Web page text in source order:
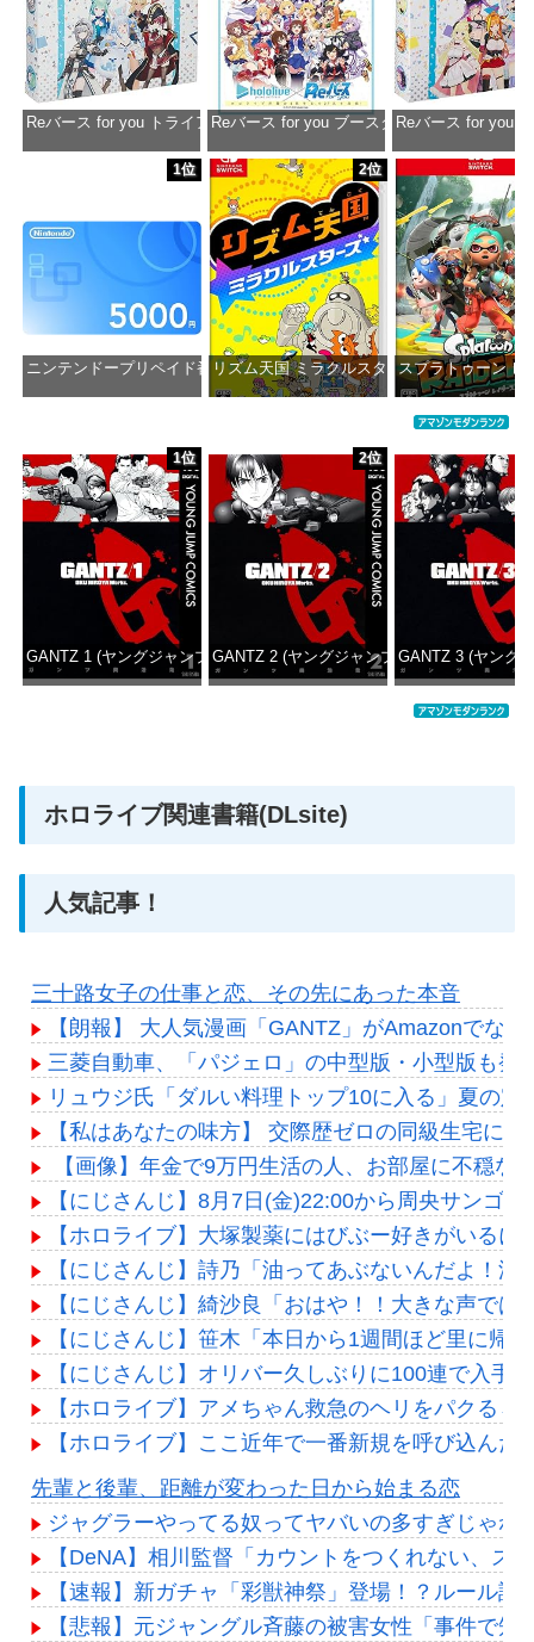
Reバース for you トライアルデッキ ホロライブプロダクション ver.ホロ
価格：¥1,650
Reバース for you ブースターパック ホロライ
価格：¥2,980
Reバース for you
価格：
1位
ニンテンドープリペイド番号 5000円|オンラインコード版
2位
リズム天国 ミラクルスターズ -Switch
スプラトゥーン レ
1位
GANTZ 1 (ヤングジャンプコミックスDIGITAL)
2位
GANTZ 2 (ヤングジャンプコミックス
GANTZ 3 (ヤング
ホロライブ関連書籍(DLsite)
人気記事！
三十路女子の仕事と恋、その先にあった本音
【朗報】 大人気漫画「GANTZ」がAmazonでな
三菱自動車、「パジェロ」の中型版・小型版も発
リュウジ氏「ダルい料理トップ10に入る」夏の
【私はあなたの味方】 交際歴ゼロの同級生宅に
【画像】年金で9万円生活の人、お部屋に不穏
【にじさんじ】8月7日(金)22:00から周央サンゴ
【ホロライブ】大塚製薬にはびぶー好きがいるに
【にじさんじ】詩乃「油ってあぶないんだよ！油
【にじさんじ】綺沙良「おはや！！大きな声で
【にじさんじ】笹木「本日から1週間ほど里に帰
【にじさんじ】オリバー久しぶりに100連で入手
【ホロライブ】アメちゃん救急のヘリをパクる→
【ホロライブ】ここ近年で一番新規を呼び込んだ
Powered by livedoor 相互RSS
先輩と後輩、距離が変わった日から始まる恋
ジャグラーやってる奴ってヤバいの多すぎじゃね
【DeNA】相川監督「カウントをつくれない、ス
【速報】新ガチャ「彩獣神祭」登場！？ルール詳
【悲報】元ジャングル斉藤の被害女性「事件で